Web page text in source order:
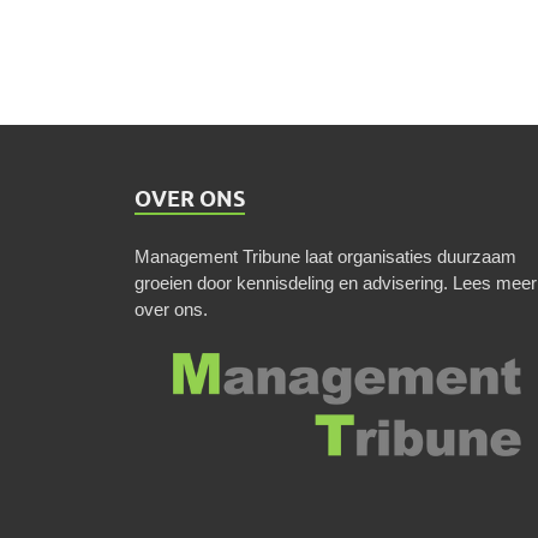
OVER ONS
Management Tribune laat organisaties duurzaam
groeien door kennisdeling en advisering. Lees meer
over ons.